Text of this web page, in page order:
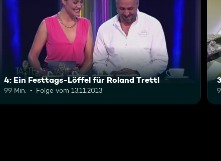
4: Ein Festtags-Löffel für Roland Trettl
99 Min. Folge vom 13.11.2013